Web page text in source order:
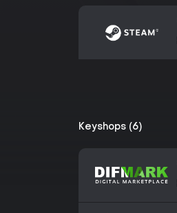
Keyshops (6)